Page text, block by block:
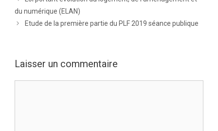
du numérique (ELAN)
Etude de la première partie du PLF 2019 séance publique
Laisser un commentaire